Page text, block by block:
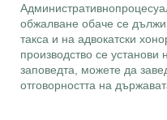
обжалване обаче се
такса и на адвокатски
производство се установи
заповедта, можете да
отговорността на